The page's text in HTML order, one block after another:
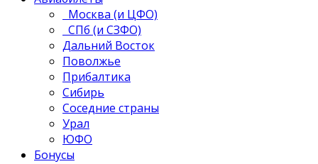
Москва (и ЦФО)
СПб (и СЗФО)
Дальний Восток
Поволжье
Прибалтика
Сибирь
Соседние страны
Урал
ЮФО
Бонусы